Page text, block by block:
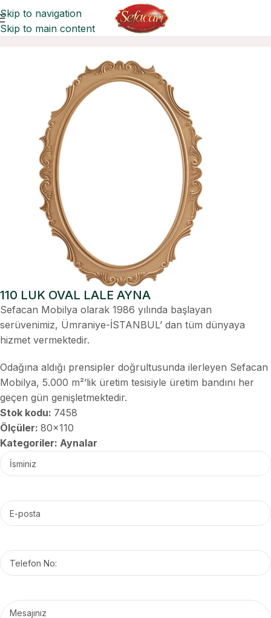
Skip to navigation
Skip to main content
Ana Sayfa Aynalar
110 LUK OVAL LALE AYNA
Sefacan Mobilya olarak 1986 yılında başlayan
serüvenimiz, Ümraniye-İSTANBUL’ dan tüm dünyaya
hizmet vermektedir.
Odağına aldığı prensipler doğrultusunda ilerleyen Sefacan
Mobilya, 5.000 m²’lik üretim tesisiyle üretim bandını her
geçen gün genişletmektedir.
Stok kodu: 7458
Ölçüler: 80x110
Kategoriler: Aynalar